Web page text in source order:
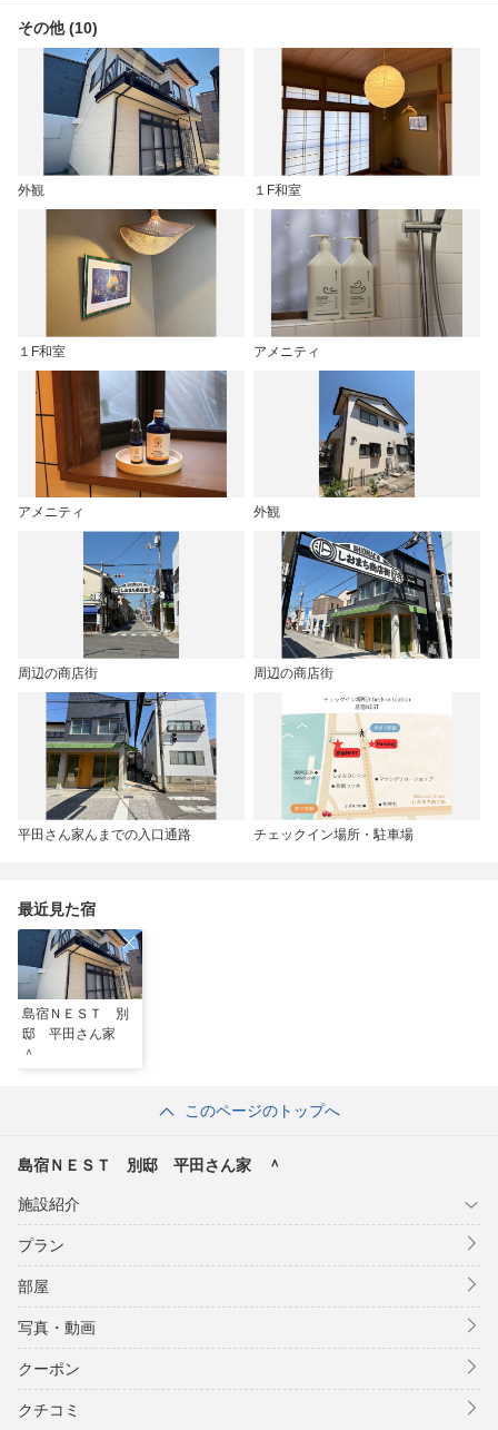
その他 (10)
外観 １F和室
１F和室 アメニティ
アメニティ 外観
周辺の商店街 周辺の商店街
平田さん家んまでの入口通路 チェックイン場所・駐車場
最近見た宿
島宿ＮＥＳＴ 別
邸 平田さん家
＾
このページのトップへ
島宿ＮＥＳＴ 別邸 平田さん家 ＾
施設紹介
プラン
部屋
写真・動画
クーポン
クチコミ